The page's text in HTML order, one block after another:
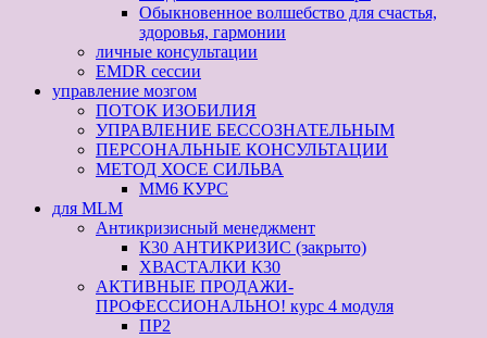
Обыкновенное волшебство для счастья,
здоровья, гармонии
личные консультации
EMDR сессии
управление мозгом
ПОТОК ИЗОБИЛИЯ
УПРАВЛЕНИЕ БЕССОЗНАТЕЛЬНЫМ
ПЕРСОНАЛЬНЫЕ КОНСУЛЬТАЦИИ
МЕТОД ХОСЕ СИЛЬВА
ММ6 КУРС
для MLM
Антикризисный менеджмент
К30 АНТИКРИЗИС (закрыто)
ХВАСТАЛКИ К30
АКТИВНЫЕ ПРОДАЖИ-
ПРОФЕССИОНАЛЬНО! курс 4 модуля
ПР2